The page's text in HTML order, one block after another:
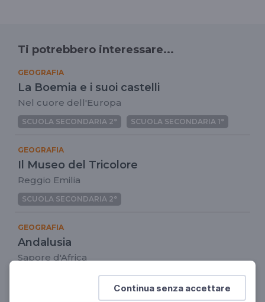
Continua senza accettare
Ti potrebbero interessare...
GEOGRAFIA
La Boemia e i suoi castelli
Nel cuore dell'Europa
SCUOLA SECONDARIA 2° SCUOLA SECONDARIA 1°
GEOGRAFIA
Il Museo del Tricolore
Reggio Emilia
SCUOLA SECONDARIA 2°
GEOGRAFIA
Andalusia
Sapore d'Africa
SCUOLA SECONDARIA 2°
SCUOLA PRIMARIA
SCUOLA SECONDARIA 1°